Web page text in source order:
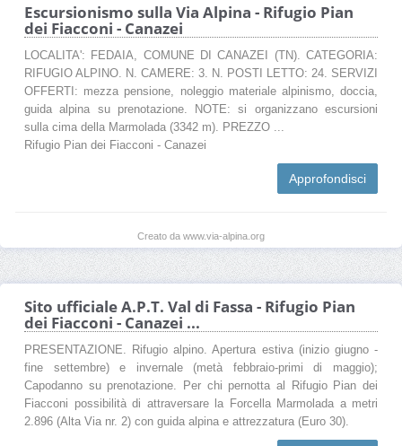
Escursionismo sulla Via Alpina - Rifugio Pian
dei Fiacconi - Canazei
LOCALITA': FEDAIA, COMUNE DI CANAZEI (TN). CATEGORIA:
RIFUGIO ALPINO. N. CAMERE: 3. N. POSTI LETTO: 24. SERVIZI
OFFERTI: mezza pensione, noleggio materiale alpinismo, doccia,
guida alpina su prenotazione. NOTE: si organizzano escursioni
sulla cima della Marmolada (3342 m). PREZZO ...
Rifugio Pian dei Fiacconi - Canazei
Approfondisci
Creato da www.via-alpina.org
Sito ufficiale A.P.T. Val di Fassa - Rifugio Pian
dei Fiacconi - Canazei ...
PRESENTAZIONE. Rifugio alpino. Apertura estiva (inizio giugno -
fine settembre) e invernale (metà febbraio-primi di maggio);
Capodanno su prenotazione. Per chi pernotta al Rifugio Pian dei
Fiacconi possibilità di attraversare la Forcella Marmolada a metri
2.896 (Alta Via nr. 2) con guida alpina e attrezzatura (Euro 30).